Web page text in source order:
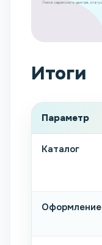
Итоги
Параметр
Каталог
Оформление